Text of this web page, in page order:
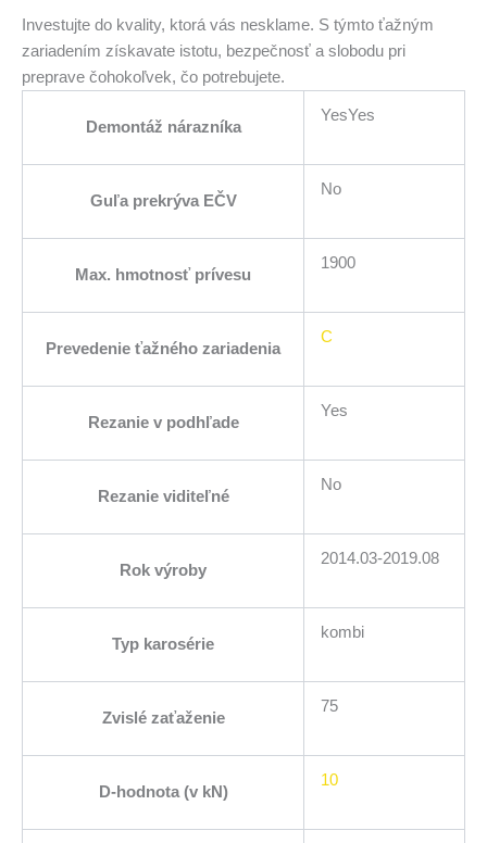
Investujte do kvality, ktorá vás nesklame. S týmto ťažným
zariadením získavate istotu, bezpečnosť a slobodu pri
preprave čohokoľvek, čo potrebujete.
Demontáž nárazníka
YesYes
Guľa prekrýva EČV
No
Max. hmotnosť prívesu
1900
Prevedenie ťažného zariadenia
C
Rezanie v podhľade
Yes
Rezanie viditeľné
No
Rok výroby
2014.03-2019.08
Typ karosérie
kombi
Zvislé zaťaženie
75
D-hodnota (v kN)
10